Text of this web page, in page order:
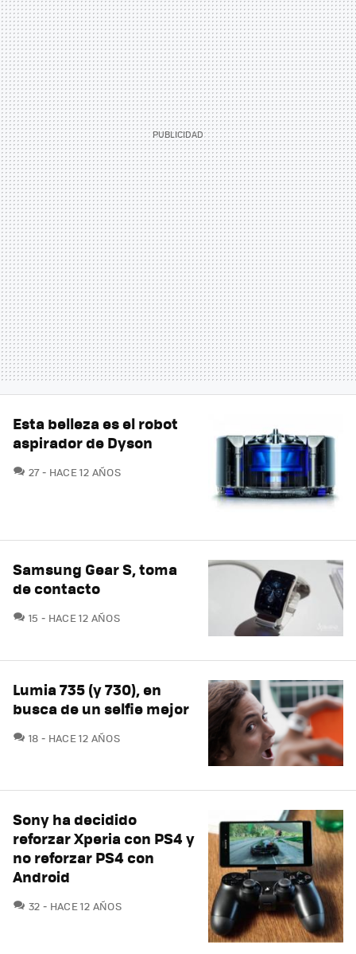
Esta belleza es el robot
aspirador de Dyson
27COMENTARIOS
HACE 12 AÑOS
Samsung Gear S, toma
de contacto
15 COMENTARIOS
HACE 12 AÑOS
Lumia 735 (y 730), en
busca de un selfie mejor
18 COMENTARIOS
HACE 12 AÑOS
Sony ha decidido
reforzar Xperia con PS4 y
no reforzar PS4 con
Android
32 COMENTARIOS
HACE 12 AÑOS